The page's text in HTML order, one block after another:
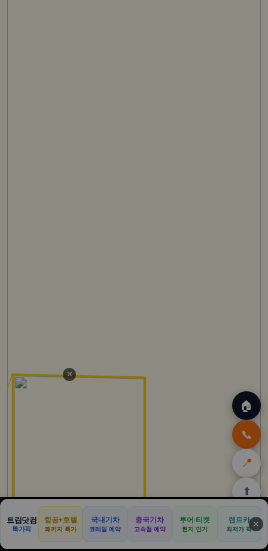
🏠
📞
📍
⬆️
🏠
홈
✈️
트립
닷컴
🛡️
여행
🛒
테무
🎁
아마존
할인
✕
트립닷컴
특가픽
항공+호텔
패키지 특가
국내기차
코레일 예약
중국기차
고속철 예약
투어·티켓
현지 인기
렌트카
최저가 픽✕